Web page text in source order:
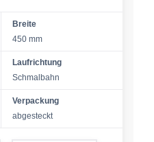
Breite
450 mm
Laufrichtung
Schmalbahn
Verpackung
abgesteckt